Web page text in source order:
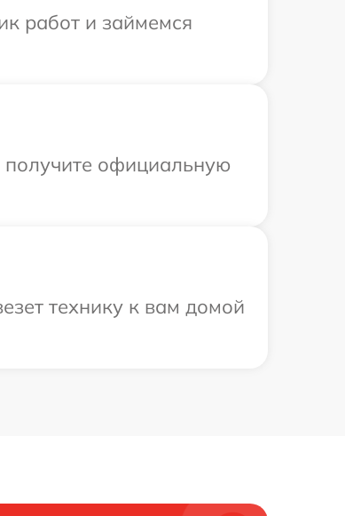
работ и займемся
получите официальную
технику к вам домой